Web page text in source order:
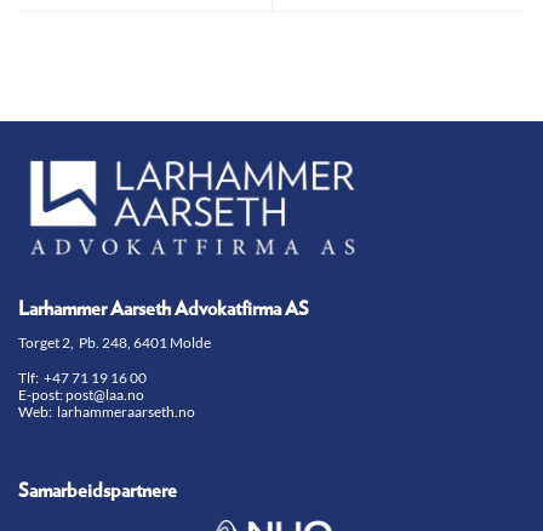
Larhammer Aarseth Advokatfirma AS
Torget 2, Pb. 248, 6401 Molde
Tlf: +47 71 19 16 00
E-post:post@laa.no
Web: larhammeraarseth.no
Samarbeidspartnere